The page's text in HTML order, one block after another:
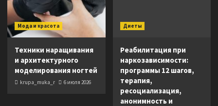
Мода и красота
Техники наращивания
и архитектурного
моделирования ногтей
krupa_muka_r 6 июля 2026
Диеты
Реабилитация при
наркозависимости:
программы 12 шагов,
терапия,
ресоциализация,
анонимность и